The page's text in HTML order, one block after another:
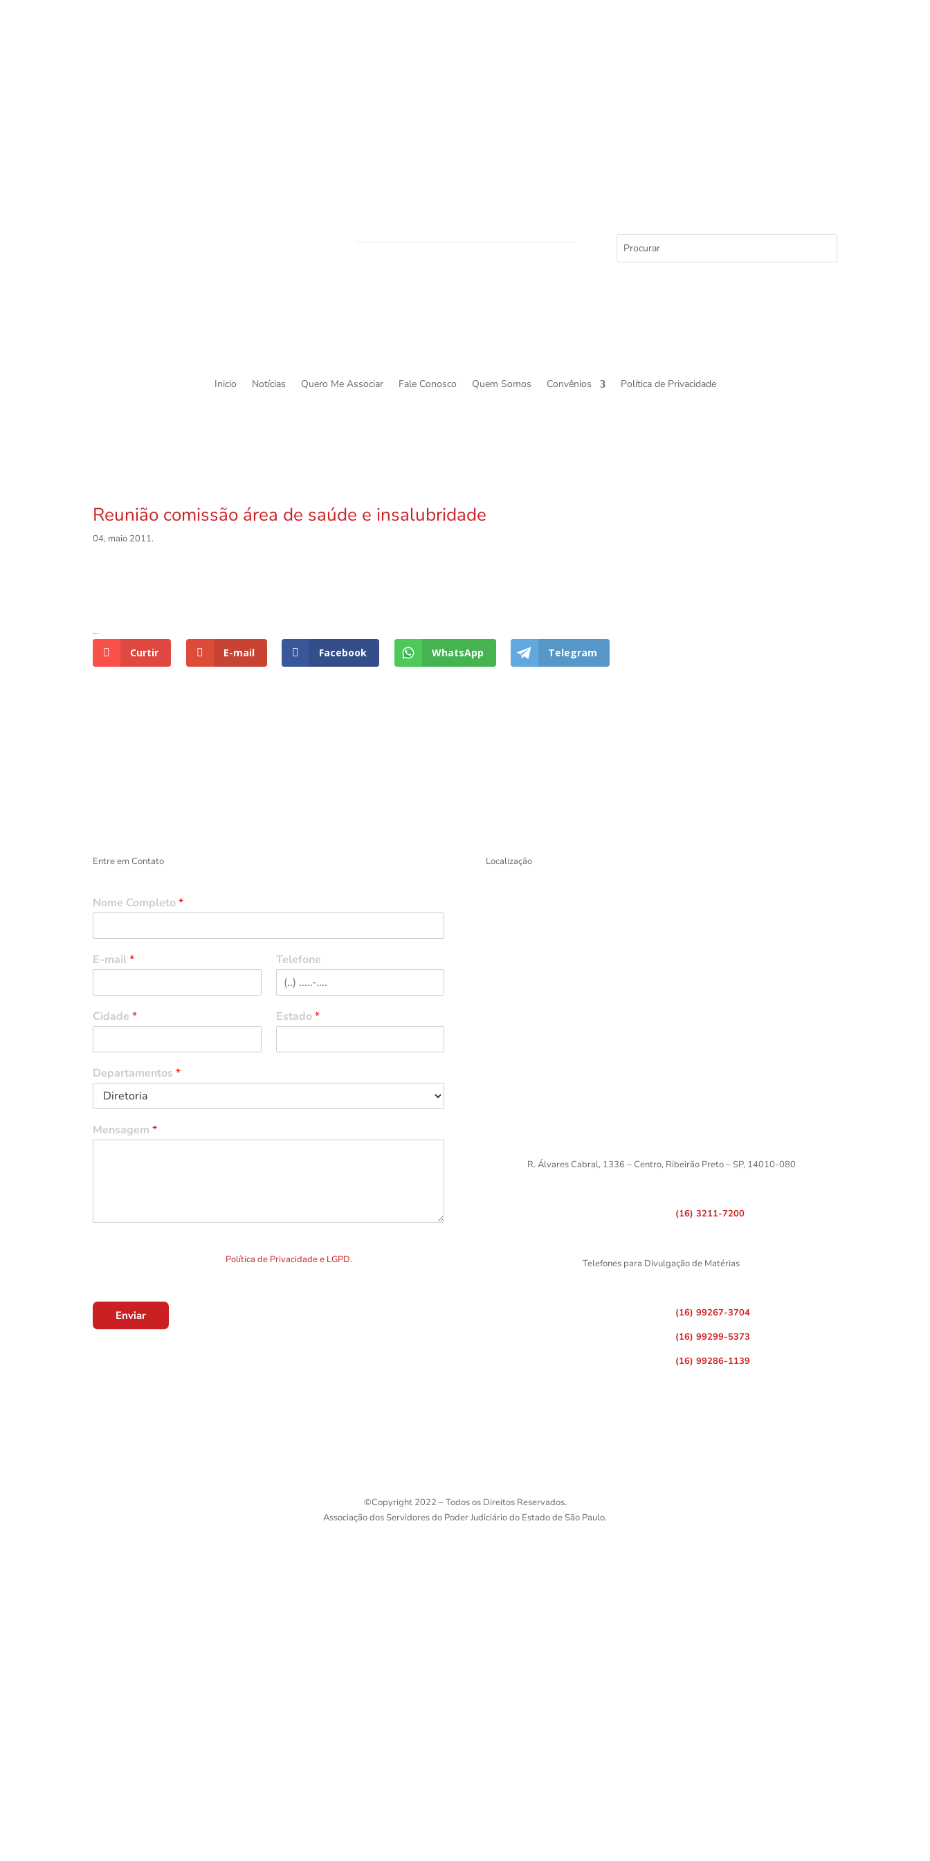
Inicio Notícias Quero Me Associar Fale Conosco Quem Somos Convênios Política de Privacidade
Reunião comissão área de saúde e insalubridade
04, maio 2011.
…
Curtir E-mail Facebook WhatsApp Telegram
Entre em Contato
Nome Completo*
E-mail* Telefone
Cidade* Estado*
Departamentos*
Mensagem*
Política de Privacidade e LGPD.
Enviar
Localização
R. Álvares Cabral, 1336 – Centro, Ribeirão Preto – SP, 14010-080
(16) 3211-7200
Telefones para Divulgação de Matérias
(16) 99267-3704
(16) 99299-5373
(16) 99286-1139
©Copyright 2022 – Todos os Direitos Reservados.
Associação dos Servidores do Poder Judiciário do Estado de São Paulo.